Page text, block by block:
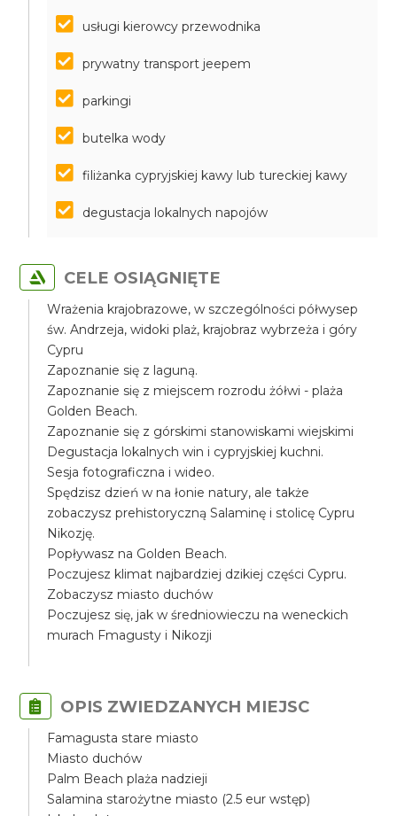
usługi kierowcy przewodnika
prywatny transport jeepem
parkingi
butelka wody
filiżanka cypryjskiej kawy lub tureckiej kawy
degustacja lokalnych napojów
CELE OSIĄGNIĘTE
Wrażenia krajobrazowe, w szczególności półwysep
św. Andrzeja, widoki plaż, krajobraz wybrzeża i góry
Cypru
Zapoznanie się z laguną.
Zapoznanie się z miejscem rozrodu żółwi - plaża
Golden Beach.
Zapoznanie się z górskimi stanowiskami wiejskimi
Degustacja lokalnych win i cypryjskiej kuchni.
Sesja fotograficzna i wideo.
Spędzisz dzień w na łonie natury, ale także
zobaczysz prehistoryczną Salaminę i stolicę Cypru
Nikozję.
Popływasz na Golden Beach.
Poczujesz klimat najbardziej dzikiej części Cypru.
Zobaczysz miasto duchów
Poczujesz się, jak w średniowieczu na weneckich
murach Fmagusty i Nikozji
OPIS ZWIEDZANYCH MIEJSC
Famagusta stare miasto
Miasto duchów
Palm Beach plaża nadzieji
Salamina starożytne miasto (2.5 eur wstęp)